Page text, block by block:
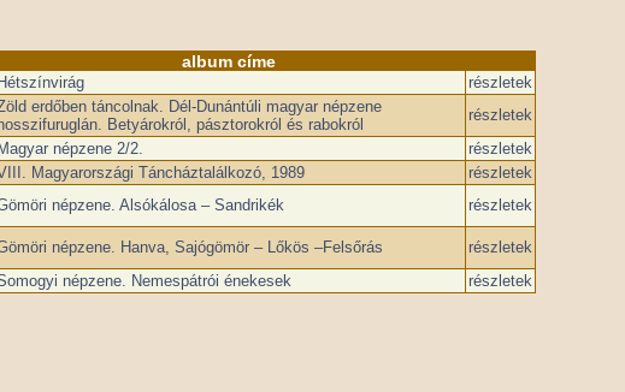
album címe
Hétszínvirág
részletek
erdőben táncolnak. Dél-Dunántúli magyar népzene
hosszifuruglán. Betyárokról, pásztorokról és rabokról
részletek
Magyar népzene 2/2.
részletek
Magyarországi Táncháztalálkozó, 1989
részletek
népzene. Alsókálosa – Sandrikék részletek
népzene. Hanva, Sajógömör – Lőkös –Felsőrás
részletek
népzene. Nemespátrói énekesek részletek